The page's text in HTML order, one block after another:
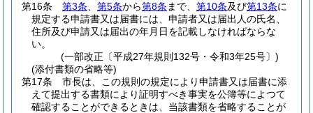
第16条
第3条 第5条から第8条 まで、 第10条及び第13条に
規定する申請書又は届書には、申請者又は届出人の氏名、
住所及び申請又は届出の年月日を記載しなければならな
い。
(一部改正〔平成27年規則132号・令和3年25号〕)
(添付書類の省略等)
第17条
市長は、この規則の規定により申請書又は届書に添
えて提出する書類により証明すべき事実を公簿等によつて
確認することができるときは、当該書類を省略することが